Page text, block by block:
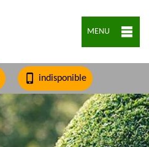
MENU
indisponible